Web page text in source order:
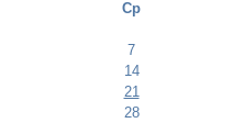
Ср
7
14
21
28